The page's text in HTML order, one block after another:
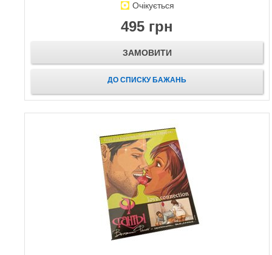
Очікується
495 грн
ЗАМОВИТИ
ДО СПИСКУ БАЖАНЬ